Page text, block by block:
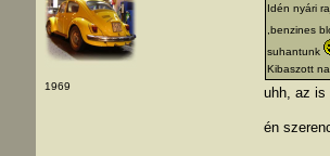
1969
Idén nyári
,benzines
suhantunk
Kibaszott
uhh, az is
én